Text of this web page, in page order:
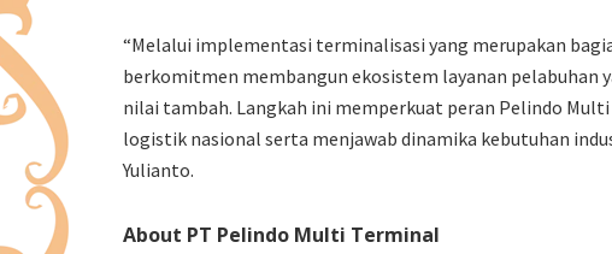
“Melalui implementasi terminalisasi yang merupakan
berkomitmen membangun ekosistem layanan pelabuhan
nilai tambah. Langkah ini memperkuat peran Pelindo
logistik nasional serta menjawab dinamika kebutuhan
Yulianto.
About PT Pelindo Multi Terminal